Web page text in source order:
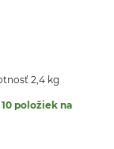
2,4 kg
položiek na